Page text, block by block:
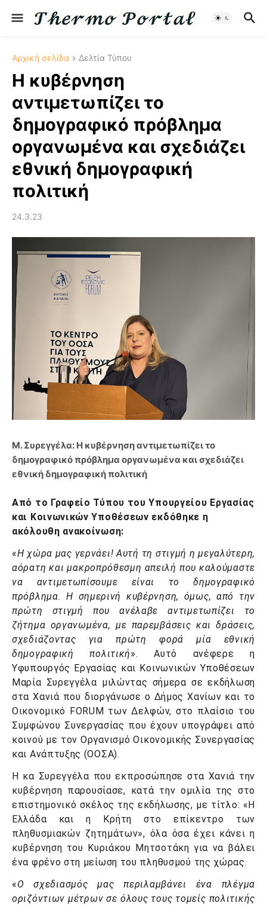
Αρχική σελίδα Δελτία Τύπου
Η κυβέρνηση
αντιμετωπίζει το
δημογραφικό πρόβλημα
οργανωμένα και σχεδιάζει
εθνική δημογραφική
πολιτική
24.3.23
Μ. Συρεγγέλα: Η κυβέρνηση αντιμετωπίζει το
δημογραφικό πρόβλημα οργανωμένα και σχεδιάζει
εθνική δημογραφική πολιτική
Από το Γραφείο Τύπου του Υπουργείου Εργασίας
και Κοινωνικών Υποθέσεων εκδόθηκε η
ακόλουθη ανακοίνωση:
«Η χώρα μας γερνάει! Αυτή τη στιγμή η μεγαλύτερη,
αόρατη και μακροπρόθεσμη απειλή που καλούμαστε
να αντιμετωπίσουμε είναι το δημογραφικό
πρόβλημα. Η σημερινή κυβέρνηση, όμως, από την
πρώτη στιγμή που ανέλαβε αντιμετωπίζει το
ζήτημα οργανωμένα, με παρεμβάσεις και δράσεις,
σχεδιάζοντας για πρώτη φορά μία εθνική
δημογραφική πολιτική». Αυτό ανέφερε η
Υφυπουργός Εργασίας και Κοινωνικών Υποθέσεων
Μαρία Συρεγγέλα μιλώντας σήμερα σε εκδήλωση
στα Χανιά που διοργάνωσε ο Δήμος Χανίων και το
Οικονομικό FORUM των Δελφών, στο πλαίσιο του
Συμφώνου Συνεργασίας που έχουν υπογράψει από
κοινού με τον Οργανισμό Οικονομικής Συνεργασίας
και Ανάπτυξης (ΟΟΣΑ).
Η κα Συρεγγέλα που εκπροσώπησε στα Χανιά την
κυβέρνηση παρουσίασε, κατά την ομιλία της στο
επιστημονικό σκέλος της εκδήλωσης, με τίτλο: «Η
Ελλάδα και η Κρήτη στο επίκεντρο των
πληθυσμιακών ζητημάτων», όλα όσα έχει κάνει η
κυβέρνηση του Κυριάκου Μητσοτάκη για να βάλει
ένα φρένο στη μείωση του πληθυσμού της χώρας.
«Ο σχεδιασμός μας περιλαμβάνει ένα πλέγμα
οριζόντιων μέτρων σε όλους τους τομείς πολιτικής